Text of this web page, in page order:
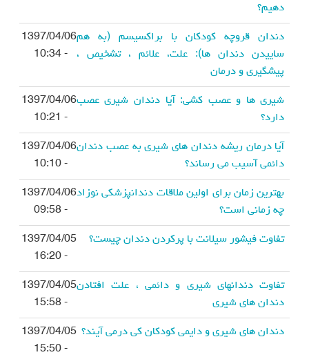
دهیم؟
دندان قروچه کودکان با براکسیسم (به هم
ساییدن دندان ها): علت، علائم ، تشخیص ،
پیشگیری و درمان
1397/04/06
- 10:34
شیری ها و عصب کشی: آیا دندان شیری عصب
دارد؟
1397/04/06
- 10:21
آیا درمان ریشه دندان های شیری به عصب دندان
دائمی آسیب می رساند؟
1397/04/06
- 10:10
بهترین زمان برای اولین ملاقات دندانپزشکی نوزاد
چه زمانی است؟
1397/04/06
- 09:58
تفاوت فیشور سیلانت با پرکردن دندان چیست؟
1397/04/05
- 16:20
تفاوت دندانهای شیری و دائمی ، علت افتادن
دندان های شیری
1397/04/05
- 15:58
دندان های شیری و دایمی کودکان کی درمی آیند؟ 1397/04/05
- 15:50